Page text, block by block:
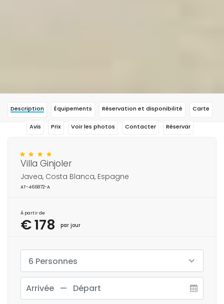
Description Équipements Réservation et disponibilité Carte
Avis Prix Voir les photos Contacter Réservar
Villa Ginjoler
Javea, Costa Blanca, Espagne
AT-466872-A
À partir de
€ 178 par jour
6 Personnes